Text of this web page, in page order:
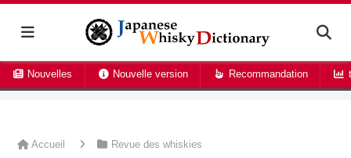
Nouvelles Nouvelle version Recommandation
Accueil Revue des whiskies